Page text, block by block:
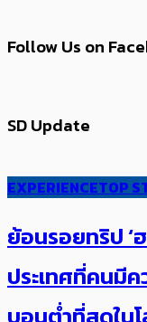
Follow Us on
SD Update
EXPERIENCETOP
ย้อนรอยทริป ‘ฮ
ประเทศ​ที่คน​มี